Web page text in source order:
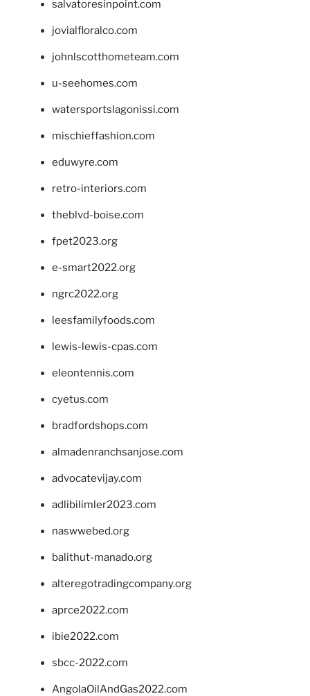
salvatoresinpoint.com
jovialfloralco.com
johnlscotthometeam.com
u-seehomes.com
watersportslagonissi.com
mischieffashion.com
eduwyre.com
retro-interiors.com
theblvd-boise.com
fpet2023.org
e-smart2022.org
ngrc2022.org
leesfamilyfoods.com
lewis-lewis-cpas.com
eleontennis.com
cyetus.com
bradfordshops.com
almadenranchsanjose.com
advocatevijay.com
adlibilimler2023.com
naswwebed.org
balithut-manado.org
alteregotradingcompany.org
aprce2022.com
ibie2022.com
sbcc-2022.com
AngolaOilAndGas2022.com